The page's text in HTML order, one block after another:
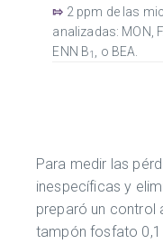
⇰ 2 ppm de las
analizadas: MON,
ENN B1 , o BEA.
Para medir las
inespecíficas y
preparó un control
tampón fosfato